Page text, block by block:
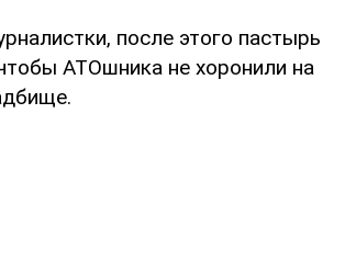
после этого пастырь
АТОшника не хоронили на